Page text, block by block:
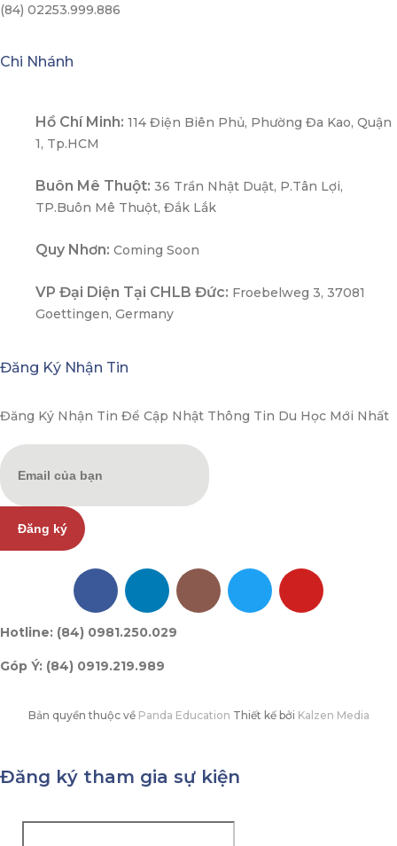
(84) 02253.999.886
Chi Nhánh
Hồ Chí Minh: 114 Điện Biên Phủ, Phường Đa Kao, Quận
1, Tp.HCM
Buôn Mê Thuột: 36 Trần Nhật Duật, P.Tân Lợi,
TP.Buôn Mê Thuột, Đắk Lắk
Quy Nhơn: Coming Soon
VP Đại Diện Tại CHLB Đức: Froebelweg 3, 37081
Goettingen, Germany
Đăng Ký Nhận Tin
Đăng Ký Nhận Tin Để Cập Nhật Thông Tin Du Học Mới Nhất
Đăng ký
Hotline: (84) 0981.250.029
Góp Ý: (84) 0919.219.989
Bản quyền thuộc về Panda Education Thiết kế bởi Kalzen Media
Đăng ký tham gia sự kiện